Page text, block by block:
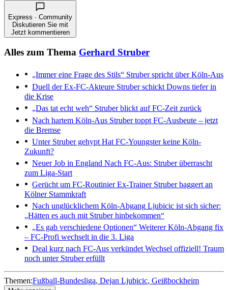
Express · Community
Diskutieren Sie mit
Jetzt kommentieren
Alles zum Thema Gerhard Struber
„Immer eine Frage des Stils“ Struber spricht über Köln-Aus
Duell der Ex-FC-Akteure Struber schickt Downs tiefer in
die Krise
„Das tat echt weh“ Struber blickt auf FC-Zeit zurück
Nach hartem Köln-Aus Struber toppt FC-Ausbeute – jetzt
die Bremse
Unter Struber gehypt Hat FC-Youngster keine Köln-
Zukunft?
Neuer Job in England Nach FC-Aus: Struber überrascht
zum Liga-Start
Gerücht um FC-RoutinierEx-Trainer Struber baggert an
Kölner Stammkraft
Nach unglücklichem Köln-Abgang Ljubicic ist sich sicher:
„Hätten es auch mit Struber hinbekommen“
„Es gab verschiedene Optionen“ Weiterer Köln-Abgang fix
– FC-Profi wechselt in die 3. Liga
Deal kurz nach FC-Aus verkündet Wechsel offiziell! Traum
noch unter Struber erfüllt
Themen:Fußball-Bundesliga Dejan Ljubicic Geißbockheim